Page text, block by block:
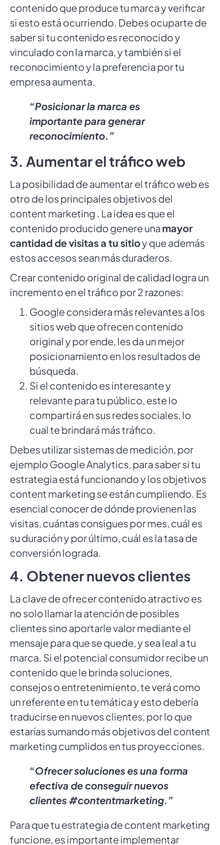
contenido que produce tu marca y verificar
si esto está ocurriendo. Debes ocuparte de
saber si tu contenido es reconocido y
vinculado con la marca, y también si el
reconocimiento y la preferencia por tu
empresa aumenta.
“Posicionar la marca es
importante para generar
reconocimiento.”
3. Aumentar el tráfico web
La posibilidad de aumentar el tráfico web es
otro de los principales objetivos del
content marketing . La idea es que el
contenido producido genere una mayor
cantidad de visitas a tu sitioy que además
estos accesos sean más duraderos.
Crear contenido original de calidad logra un
incremento en el tráfico por 2 razones:
Google considera más relevantes a los
sitios web que ofrecen contenido
original y por ende, les da un mejor
posicionamiento en los resultados de
búsqueda.
Si el contenido es interesante y
relevante para tu público, este lo
compartirá en sus redes sociales, lo
cual te brindará más tráfico.
Debes utilizar sistemas de medición, por
ejemplo Google Analytics, para saber si tu
estrategia está funcionando y los objetivos
content marketing se están cumpliendo. Es
esencial conocer de dónde provienen las
visitas, cuántas consigues por mes, cuál es
su duración y por último, cuál es la tasa de
conversión lograda.
4. Obtener nuevos clientes
La clave de ofrecer contenido atractivo es
no solo llamar la atención de posibles
clientes sino aportarle valor mediante el
mensaje para que se quede, y sea leal a tu
marca. Si el potencial consumidor recibe un
contenido que le brinda soluciones,
consejos o entretenimiento, te verá como
un referente en tu temática y esto debería
traducirse en nuevos clientes, por lo que
estarías sumando más objetivos del content
marketing cumplidos en tus proyecciones.
“Ofrecer soluciones es una forma
efectiva de conseguir nuevos
clientes #contentmarketing.”
Para que tu estrategia de content marketing
funcione, es importante implementar